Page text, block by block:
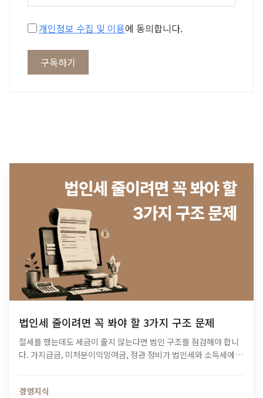
개인정보 수집 및 이용에 동의합니다.
구독하기
법인세 줄이려면 꼭 봐야 할 3가지 구조 문제
절세를 했는데도 세금이 줄지 않는다면 법인 구조를 점검해야 합니
다. 가지급금, 미처분이익잉여금, 정관 정비가 법인세와 소득세에 미
경영지식